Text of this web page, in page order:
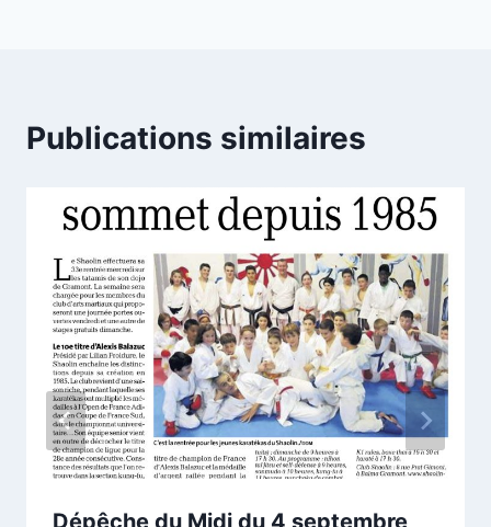
Publications similaires